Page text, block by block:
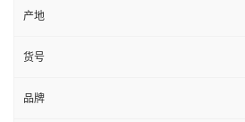
产地
货号
品牌